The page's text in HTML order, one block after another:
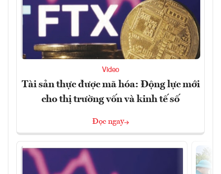
Video
Tài sản thực được mã hóa: Động lực mới
cho thị trường vốn và kinh tế số
Đọc ngay